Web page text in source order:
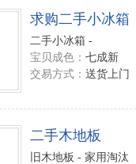
求购二手小冰箱
二手小冰箱 -
宝贝成色： 七成新
交易方式： 送货上门
二手木地板
旧木地板 - 家用淘汰